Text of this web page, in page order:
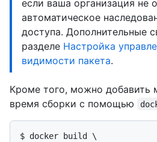
если ваша организация не
автоматическое
доступа. Дополнительные
разделе Настройка
видимости пакета.
Кроме того, можно добавить
время сборки с помощью
$ docker build \